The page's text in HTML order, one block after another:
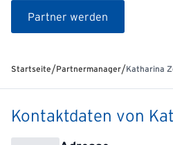
Partner werden
Startseite/Partnermanager/Katharina
Kontaktdaten von